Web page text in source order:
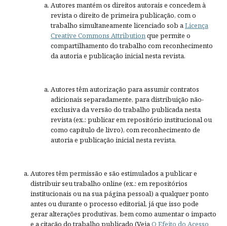
Autores mantém os direitos autorais e concedem à
revista o direito de primeira publicação, com o
trabalho simultaneamente licenciado sob aLicença
Creative Commons Attributionque permite o
compartilhamento do trabalho com reconhecimento
da autoria e publicação inicial nesta revista.
Autores têm autorização para assumir contratos
adicionais separadamente, para distribuição não-
exclusiva da versão do trabalho publicada nesta
revista (ex.: publicar em repositório institucional ou
como capítulo de livro), com reconhecimento de
autoria e publicação inicial nesta revista.
Autores têm permissão e são estimulados a publicar e
distribuir seu trabalho online (ex.: em repositórios
institucionais ou na sua página pessoal) a qualquer ponto
antes ou durante o processo editorial, já que isso pode
gerar alterações produtivas, bem como aumentar o impacto
e a citação do trabalho publicado (VejaO Efeito do Acesso